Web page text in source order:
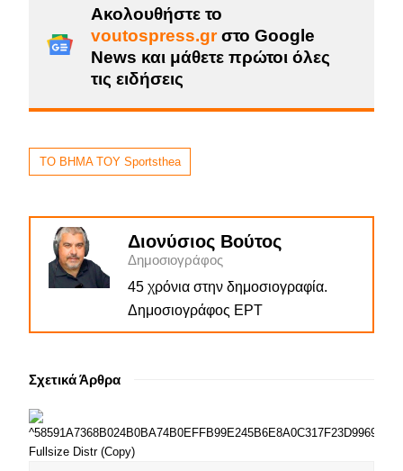
Ακολουθήστε το
voutospress.grστο Google
News και μάθετε πρώτοι όλες
τις ειδήσεις
ΤΟ ΒΗΜΑ ΤΟΥ Sportsthea
Διονύσιος Βούτος
Δημοσιογράφος
45 χρόνια στην δημοσιογραφία.
Δημοσιογράφος ΕΡΤ
Σχετικά Άρθρα